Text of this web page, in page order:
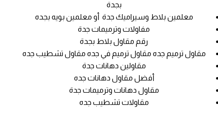
بجدة
معلمين بلاط وسيراميك جدة أو معلمين بويه بجده
مفاولات وترميمات جدة
رقم مقاول بلاط بجدة
مقاول ترميم جده مقاول ترميم في جده مقاول تشطيب جده
مقاولين دهانات جدة
أفضل مقاول دهانات جده
مقاول دهانات وترميمات جدة
مقاولات تشطيب جده